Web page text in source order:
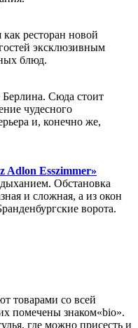
ресторан новой
эксклюзивным
блюд.
Берлина. Сюда стоит
чудесного
и, конечно же,
Adlon Esszimmer»
Обстановка
и сложная, а из окон
ворота.
товарами со всей
помечены знаком«bio».
где можно присесть и